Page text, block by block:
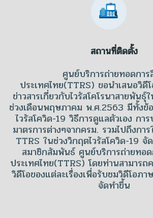
สถานที่ติดตั้ง
ศูนย์บริการถ่ายทอดการสื่
ประเทศไทย(TTRS) ขอนำเสนอวิดี
ข่าวสารเกี่ยวกับไวรัสโคโรนาสายพัน
ช่วงเดือนพฤษภาคม พ.ศ.2563 มีทั้งข้
ไวรัสโควิด-19 วิธีการดูแลตัวเอง กา
มาตรการต่างๆจากครม. รวมไปถึงกา
TTRS ในช่วงวิกฤตไวรัสโควิด-19 จั
สมาชิกสัมพันธ์ ศูนย์บริการถ่ายทอด
ประเทศไทย(TTRS) โดยท่านสามาร
วิดีโอของแต่ละเรื่องเพื่อรับชมวิดีโอภ
จัดทำขึ้น